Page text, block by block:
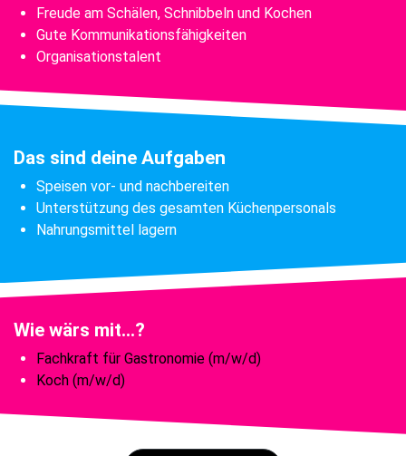
Freude am Schälen, Schnibbeln und Kochen
Gute Kommunikationsfähigkeiten
Organisationstalent
Das sind deine Aufgaben
Speisen vor- und nachbereiten
Unterstützung des gesamten Küchenpersonals
Nahrungsmittel lagern
Wie wärs mit...?
Fachkraft für Gastronomie (m/w/d)
Koch (m/w/d)